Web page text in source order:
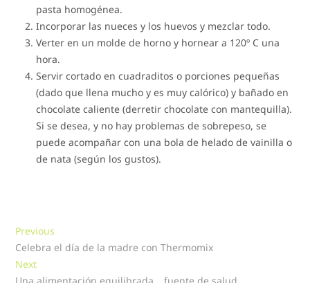
pasta homogénea.
Incorporar las nueces y los huevos y mezclar todo.
Verter en un molde de horno y hornear a 120º C una
hora.
Servir cortado en cuadraditos o porciones pequeñas
(dado que llena mucho y es muy calórico) y bañado en
chocolate caliente (derretir chocolate con mantequilla).
Si se desea, y no hay problemas de sobrepeso, se
puede acompañar con una bola de helado de vainilla o
de nata (según los gustos).
Navegación
de
entradas
Previous
post:
Celebra el día de la madre con Thermomix
NextNext
post:
Una alimentación equilibrada… fuente de salud